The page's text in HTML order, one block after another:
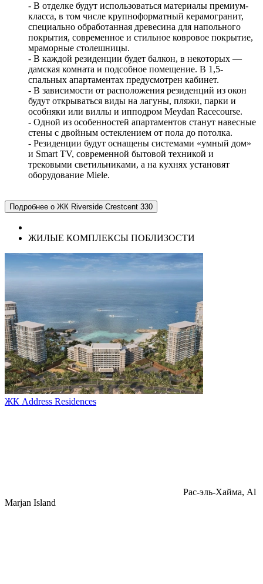
- В отделке будут использоваться материалы премиум-
класса, в том числе крупноформатный керамогранит,
специально обработанная древесина для напольного
покрытия, современное и стильное ковровое покрытие,
мраморные столешницы.
- В каждой резиденции будет балкон, в некоторых —
дамская комната и подсобное помещение. В 1,5-
спальных апартаментах предусмотрен кабинет.
- В зависимости от расположения резиденций из окон
будут открываться виды на лагуны, пляжи, парки и
особняки или виллы и ипподром Meydan Racecourse.
- Одной из особенностей апартаментов станут навесные
стены с двойным остеклением от пола до потолка.
- Резиденции будут оснащены системами «умный дом»
и Smart TV, современной бытовой техникой и
трековыми светильниками, а на кухнях установят
оборудование Miele.
Подробнее о ЖК Riverside Crestcent 330
ЖИЛЫЕ КОМПЛЕКСЫ ПОБЛИЗОСТИ
ЖК Address Residences
Pac-эль-Хайма, Al
Marjan Island